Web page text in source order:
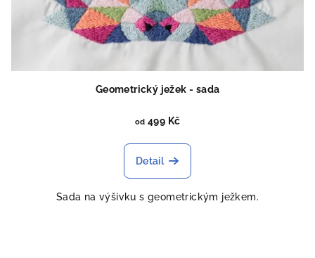
Geometrický ježek - sada
od 499 Kč
Detail
Sada na výšivku s geometrickým ježkem.